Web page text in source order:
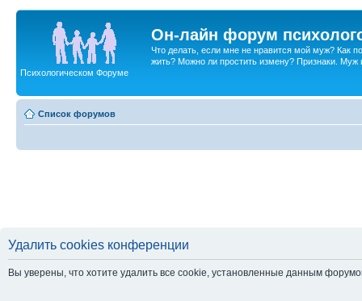
Он-лайн форум
Что делать, если мне не нравится мой муж? Как
жить? Можно ли простить измену? Признаки. Муж
Психологическом Форуме
Список форумов
Удалить cookies конференции
Вы уверены, что хотите удалить все cookie, установленные данным